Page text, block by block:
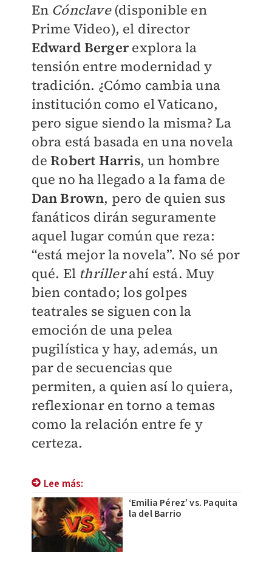
En Cónclave(disponible en
Prime Video), el director
Edward Bergerexplora la
tensión entre modernidad y
tradición. ¿Cómo cambia una
institución como el Vaticano,
pero sigue siendo la misma? La
obra está basada en una novela
deRobert Harris, un hombre
que no ha llegado a la fama de
Dan Brown, pero de quien sus
fanáticos dirán seguramente
aquel lugar común que reza:
“está mejor la novela”. No sé por
qué. El thrillerahí está. Muy
bien contado; los golpes
teatrales se siguen con la
emoción de una pelea
pugilística y hay, además, un
par de secuencias que
permiten, a quien así lo quiera,
reflexionar en torno a temas
como la relación entre fe y
certeza.
Lee más:
‘Emilia Pérez’ vs. Paquita
la del Barrio